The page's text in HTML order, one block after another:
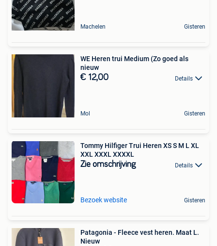
Machelen Gisteren
WE Heren trui Medium (Zo goed als
nieuw
€ 12,00 Details
Mol Gisteren
Tommy Hilfiger Trui Heren XS S M L XL
XXL XXXL XXXXL
Zie omschrijving Details
Bezoek website Gisteren
Patagonia - Fleece vest heren. Maat L.
Nieuw